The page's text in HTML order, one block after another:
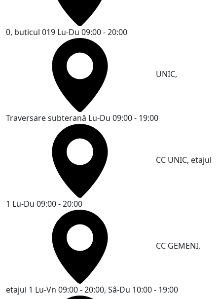
0, buticul 019 Lu-Du 09:00 - 20:00
UNIC,
Traversare subterană Lu-Du 09:00 - 19:00
CC UNIC, etajul
1 Lu-Du 09:00 - 20:00
CC GEMENI,
etajul 1 Lu-Vn 09:00 - 20:00, Sâ-Du 10:00 - 19:00